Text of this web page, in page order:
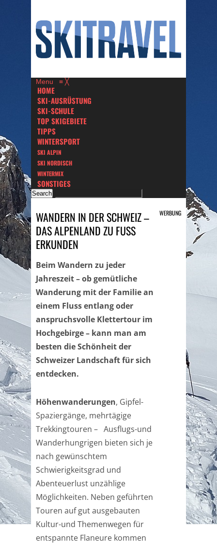
Menu ≡ ╳
HOME
SKI-AUSRÜSTUNG
SKI-SCHULE
TOP SKIGEBIETE
TIPPS
WINTERSPORT
SKI ALPIN
SKI NORDISCH
WINTERMIX
SONSTIGES
WANDERN IN DER SCHWEIZ –
DAS ALPENLAND ZU FUSS E
RKUNDEN
WERBUNG
Beim Wandern zu jeder
Jahreszeit – ob gemütliche
Wanderung mit der Familie an
einem Fluss entlang oder
anspruchsvolle Klettertour im
Hochgebirge – kann man am
besten die Schönheit der
Schweizer Landschaft für sich
entdecken.
Höhenwanderungen, Gipfel-
Spaziergänge, mehrtägige
Trekkingtouren – Ausflugs-und
Wanderhungrigen bieten sich je
nach gewünschtem
Schwierigkeitsgrad und
Abenteuerlust unzählige
Möglichkeiten. Neben geführten
Touren auf gut ausgebauten
Kultur-und Themenwegen für
entspannte Flaneure kommen